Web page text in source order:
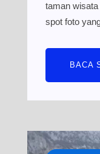
taman
spot foto
BACA